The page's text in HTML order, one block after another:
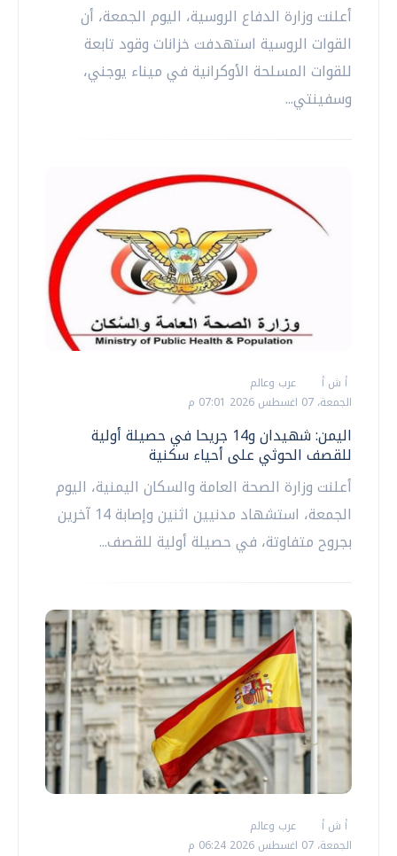
أعلنت وزارة الدفاع الروسية، اليوم الجمعة، أن
القوات الروسية استهدفت خزانات وقود تابعة
للقوات المسلحة الأوكرانية في ميناء يوجني،
وسفينتي...
أ ش أ
عرب وعالم
الجمعة، 07 اغسطس 2026 07:01 م
اليمن: شهيدان و14 جريحا في حصيلة أولية
للقصف الحوثي على أحياء سكنية
أعلنت وزارة الصحة العامة والسكان اليمنية، اليوم
الجمعة، استشهاد مدنيين اثنين وإصابة 14 آخرين
بجروح متفاوتة، في حصيلة أولية للقصف...
أ ش أ
عرب وعالم
الجمعة، 07 اغسطس 2026 06:24 م